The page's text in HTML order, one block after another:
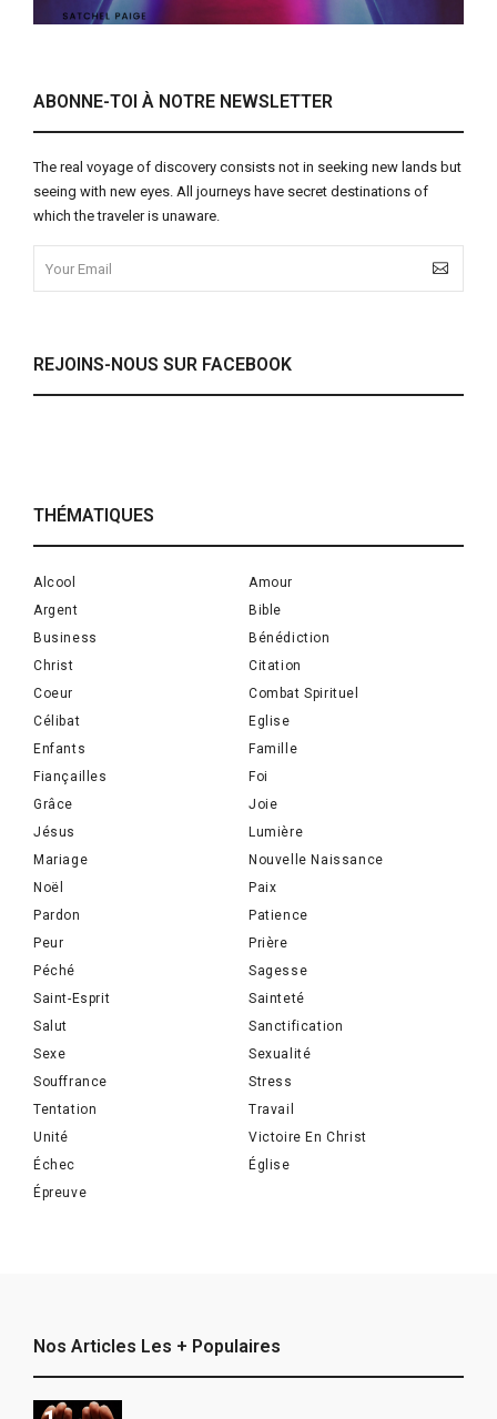
ABONNE-TOI À NOTRE NEWSLETTER
The real voyage of discovery consists not in seeking new lands but
seeing with new eyes. All journeys have secret destinations of
which the traveler is unaware.
REJOINS-NOUS SUR FACEBOOK
THÉMATIQUES
Alcool
Amour
Argent
Bible
Business
Bénédiction
Christ
Citation
Coeur
Combat Spirituel
Célibat
Eglise
Enfants
Famille
Fiançailles
Foi
Grâce
Joie
Jésus
Lumière
Mariage
Nouvelle Naissance
Noël
Paix
Pardon
Patience
Peur
Prière
Péché
Sagesse
Saint-Esprit
Sainteté
Salut
Sanctification
Sexe
Sexualité
Souffrance
Stress
Tentation
Travail
Unité
Victoire En Christ
Échec
Église
Épreuve
Nos Articles Les + Populaires